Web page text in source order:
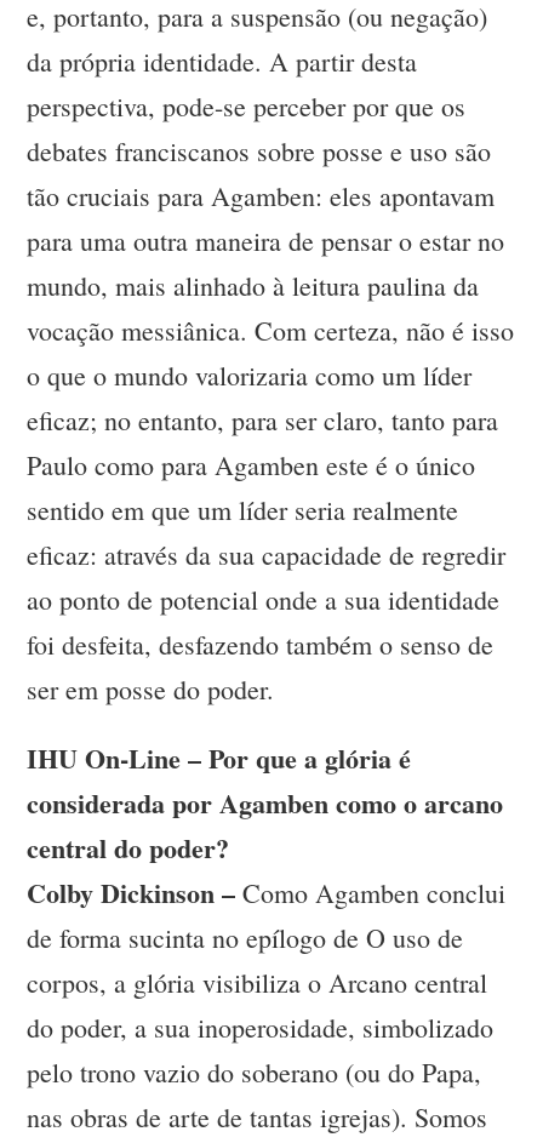
e, portanto, para a suspensão (ou negação)
da própria identidade. A partir desta
perspectiva, pode-se perceber por que os
debates franciscanos sobre posse e uso são
tão cruciais para Agamben: eles apontavam
para uma outra maneira de pensar o estar no
mundo, mais alinhado à leitura paulina da
vocação messiânica. Com certeza, não é isso
o que o mundo valorizaria como um líder
eficaz; no entanto, para ser claro, tanto para
Paulo como para Agamben este é o único
sentido em que um líder seria realmente
eficaz: através da sua capacidade de regredir
ao ponto de potencial onde a sua identidade
foi desfeita, desfazendo também o senso de
ser em posse do poder.
IHU On-Line – Por que a glória é
considerada por Agamben como o arcano
central do poder?
Colby Dickinson – Como Agamben conclui
de forma sucinta no epílogo de O uso de
corpos, a glória visibiliza o Arcano central
do poder, a sua inoperosidade, simbolizado
pelo trono vazio do soberano (ou do Papa,
nas obras de arte de tantas igrejas). Somos